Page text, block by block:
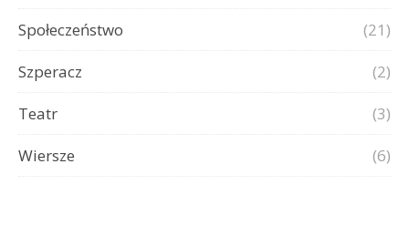
Społeczeństwo
(21)
Szperacz
(2)
Teatr
(3)
Wiersze
(6)